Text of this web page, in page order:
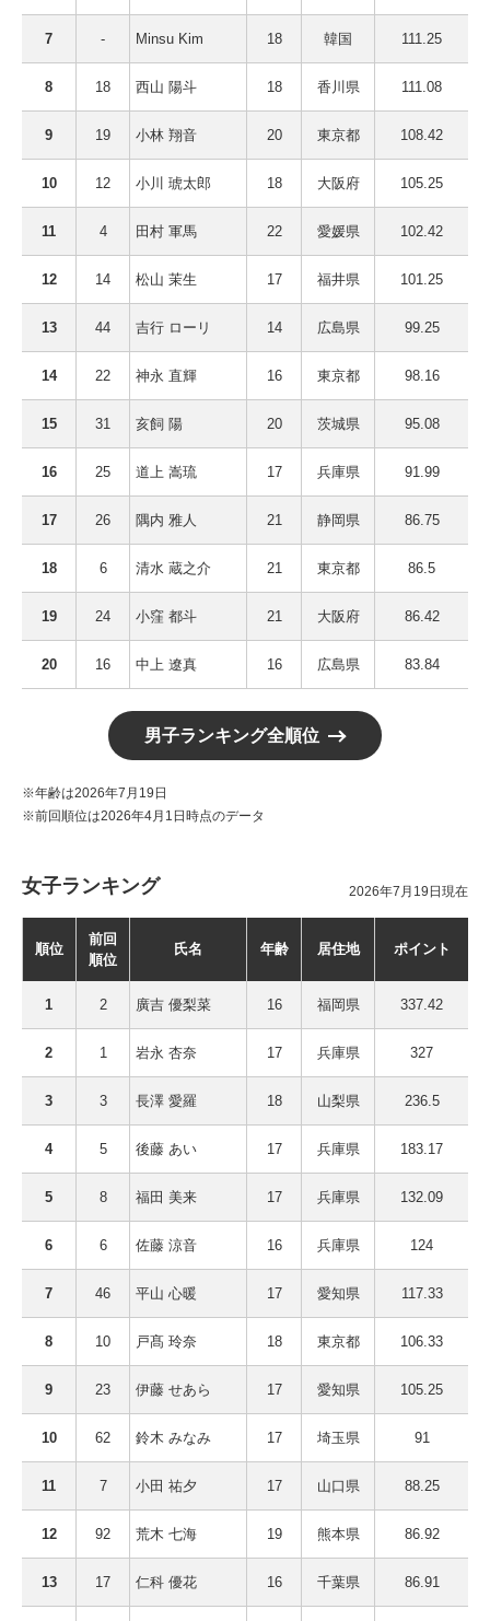
7 - Minsu Kim 18 韓国 111.25
8 18 西山 陽斗 18 香川県 111.08
9 19 小林 翔音 20 東京都 108.42
10 12 小川 琥太郎 18 大阪府 105.25
11 4 田村 軍馬 22 愛媛県 102.42
12 14 松山 茉生 17 福井県 101.25
13 44 吉行 ローリ 14 広島県 99.25
14 22 神永 直輝 16 東京都 98.16
15 31 亥飼 陽 20 茨城県 95.08
16 25 道上 嵩琉 17 兵庫県 91.99
17 26 隅内 雅人 21 静岡県 86.75
18 6 清水 蔵之介 21 東京都 86.5
19 24 小窪 都斗 21 大阪府 86.42
20 16 中上 遼真 16 広島県 83.84
男子ランキング全順位
※年齢は2026年7月19日
※前回順位は2026年4月1日時点のデータ
女子ランキング 2026年7月19日現在
順位
前回
順位
氏名 年齢 居住地 ポイント
1 2 廣吉 優梨菜 16 福岡県 337.42
2 1 岩永 杏奈 17 兵庫県 327
3 3 長澤 愛羅 18 山梨県 236.5
4 5 後藤 あい 17 兵庫県 183.17
5 8 福田 美来 17 兵庫県 132.09
6 6 佐藤 涼音 16 兵庫県 124
7 46 平山 心暖 17 愛知県 117.33
8 10 戸髙 玲奈 18 東京都 106.33
9 23 伊藤 せあら 17 愛知県 105.25
10 62 鈴木 みなみ 17 埼玉県 91
11 7 小田 祐夕 17 山口県 88.25
12 92 荒木 七海 19 熊本県 86.92
13 17 仁科 優花 16 千葉県 86.91